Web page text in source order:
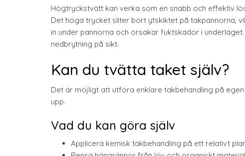
Högtryckstvätt kan verka som en snabb och effektiv
Det höga trycket sliter bort ytskiktet på takpannorna,
in under pannorna och orsakar fuktskador i
nedbrytning på sikt.
Kan du tvätta taket själv?
Det är möjligt att utföra enklare takbehandling på
upp.
Vad du kan göra själv
Applicera kemisk takbehandling på ett relativt